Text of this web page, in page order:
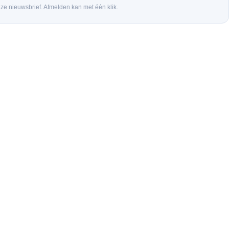
nieuwsbrief. Afmelden kan met één klik.